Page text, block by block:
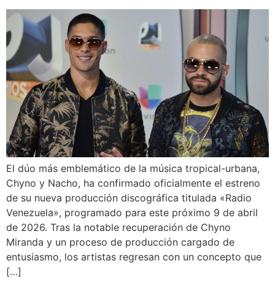
El dúo más emblemático de la música tropical-urbana,
Chyno y Nacho, ha confirmado oficialmente el estreno
de su nueva producción discográfica titulada «Radio
Venezuela», programado para este próximo 9 de abril
de 2026. Tras la notable recuperación de Chyno
Miranda y un proceso de producción cargado de
entusiasmo, los artistas regresan con un concepto que
[…]